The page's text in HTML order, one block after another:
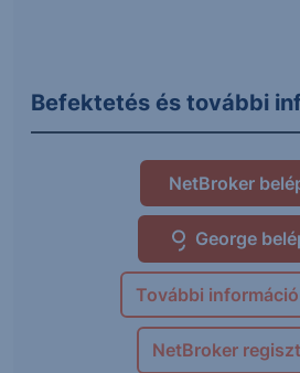
Befektetés és további
NetBroker
George
További
NetBroker